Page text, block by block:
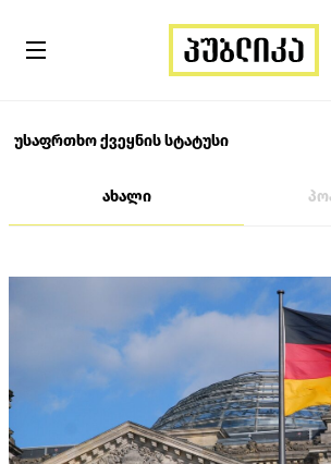
უსაფრთხო ქვეყნის სტატუსი
ახალი